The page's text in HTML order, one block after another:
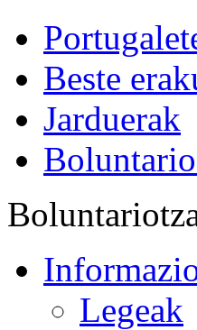
Beste
Jarduerak
Legeak